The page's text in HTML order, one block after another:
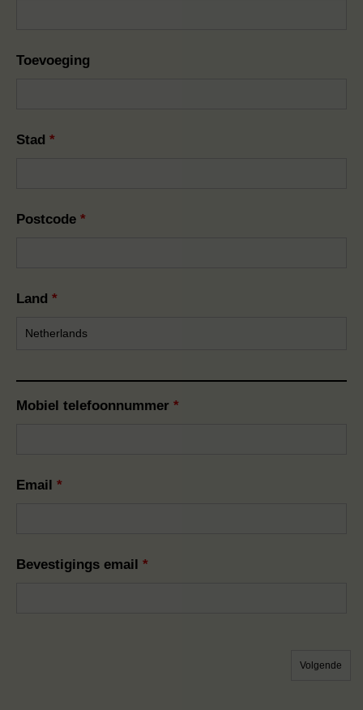
Toevoeging
Stad *
Postcode *
Land *
Mobiel telefoonnummer *
Email *
Bevestigings email *